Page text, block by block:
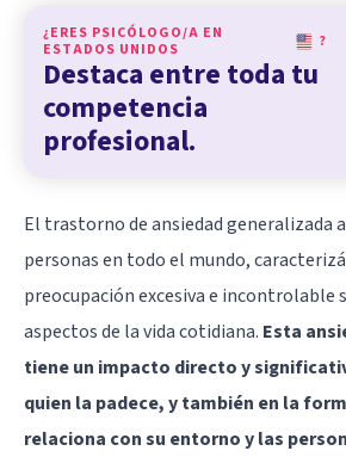
¿ERES PSICÓLOGO/A EN
ESTADOS UNIDOS
?
Destaca entre toda tu
competencia
profesional.
El trastorno de ansiedad generalizada
personas en todo el mundo,
preocupación excesiva e incontrolable
aspectos de la vida cotidiana. Esta
tiene un impacto directo y
quien la padece, y también en la
relaciona con su entorno y las